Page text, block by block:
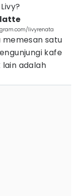
latte
livyrenata
memesan satu
kafe
adalah